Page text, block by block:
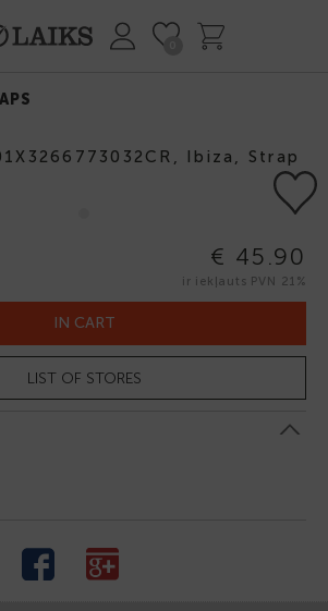
Ibiza, Strap
€ 45.90
ir iekļauts PVN 21%
IN CART
LIST OF STORES